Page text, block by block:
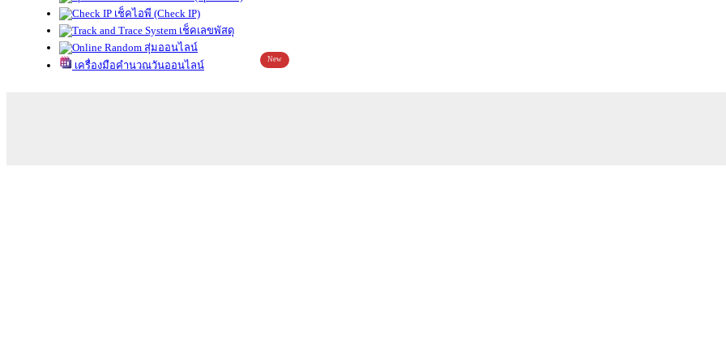
เช็คไอพี (Check IP)
เช็คเลขพัสดุ
สุ่มออนไลน์
เครื่องมือคำนวณวันออนไลน์
New